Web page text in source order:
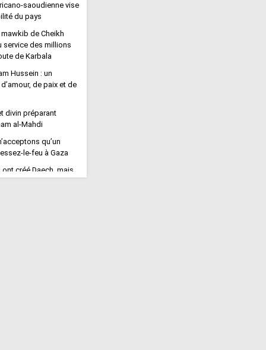
qu’un
le-feu à Gaza
« Aucun accord avec
dément les
saoudienne vise
du pays
de Cheikh
service des millions
de Karbala
Hussein : un
de paix et de
divin préparant
al-Mahdi
qu’un
le-feu à Gaza
créé Daech, mais